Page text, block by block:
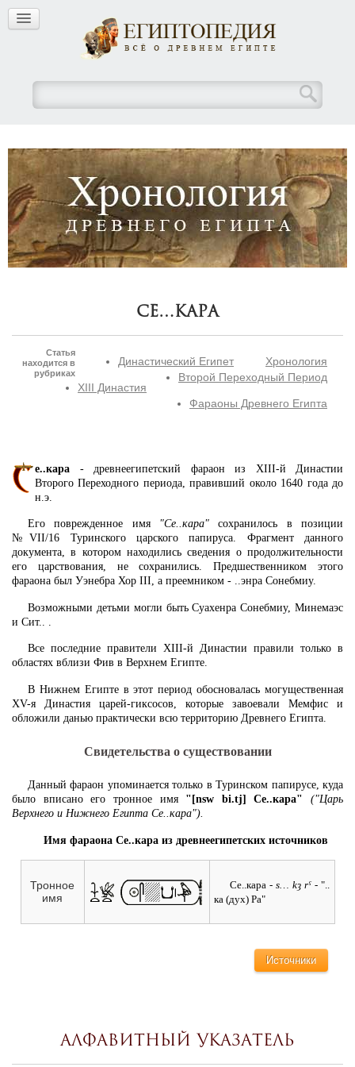
Се…кара
Статья
находится в
рубриках
Хронология
Династический Египет
Второй Переходный Период
XIII Династия
Фараоны Древнего Египта
е..кара - древнеегипетский фараон из XIII-й Династии
Второго Переходного периода, правивший около 1640 года до
н.э.
Его поврежденное имя "Се..кара" сохранилось в позиции
№VII/16 Туринского царского папируса. Фрагмент данного
документа, в котором находились сведения о продолжительности
его царствования, не сохранились. Предшественником этого
фараона был Уэнебра Хор III, а преемником - ..энра Сонебмиу.
Возможными детьми могли быть Суахенра Сонебмиу, Минемаэс
и Сит.. .
Все последние правители XIII-й Династии правили только в
областях вблизи Фив в Верхнем Египте.
В Нижнем Египте в этот период обосновалась могущественная
XV-я Династия царей-гиксосов, которые завоевали Мемфис и
обложили данью практически всю территорию Древнего Египта.
Свидетельства о существовании
Данный фараон упоминается только в Туринском папирусе, куда
было вписано его тронное имя "[nsw bi.tj] Се..кара"
("Царь
Верхнего и Нижнего Египта Се..кара").
Имя фараона Се..кара из древнеегипетских источников
Тронное
имя
Се..кара - s… kȝ rˁ - "..
ка (дух) Ра"
Источники
Алфавитный указатель